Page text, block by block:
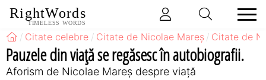
RightWords
TIMELESS WORDS
Citate celebre Citate de Nicolae Mareș Citate de
Pauzele din viaţă se regăsesc în autobiografii.
Aforism de Nicolae Mareș despre viață